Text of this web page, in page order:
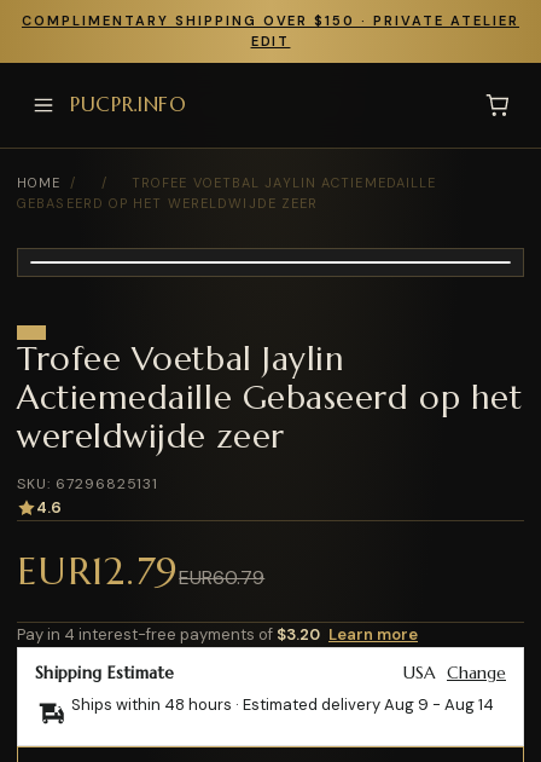
COMPLIMENTARY SHIPPING OVER $150 · PRIVATE ATELIER
EDIT
PUCPR.INFO
HOME / /
TROFEE VOETBAL JAYLIN ACTIEMEDAILLE
GEBASEERD OP HET WERELDWIJDE ZEER
Trofee Voetbal Jaylin
Actiemedaille Gebaseerd op het
wereldwijde zeer
SKU: 67296825131
4.6
EUR12.79EUR60.79
Pay in 4 interest-free payments of $3.20 Learn more
Shipping Estimate USA Change
Ships within 48 hours · Estimated deliveryAug 9 - Aug 14